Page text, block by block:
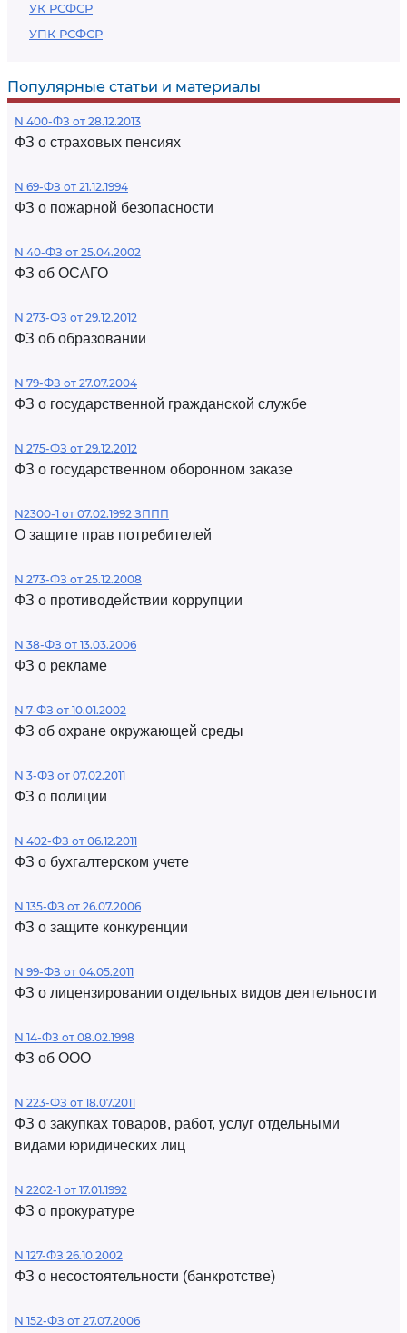
УК РСФСР
УПК РСФСР
Популярные статьи и материалы
N 400-ФЗ от 28.12.2013
ФЗ о страховых пенсиях
N 69-ФЗ от 21.12.1994
ФЗ о пожарной безопасности
N 40-ФЗ от 25.04.2002
ФЗ об ОСАГО
N 273-ФЗ от 29.12.2012
ФЗ об образовании
N 79-ФЗ от 27.07.2004
ФЗ о государственной гражданской службе
N 275-ФЗ от 29.12.2012
ФЗ о государственном оборонном заказе
N2300-1 от 07.02.1992 ЗППП
О защите прав потребителей
N 273-ФЗ от 25.12.2008
ФЗ о противодействии коррупции
N 38-ФЗ от 13.03.2006
ФЗ о рекламе
N 7-ФЗ от 10.01.2002
ФЗ об охране окружающей среды
N 3-ФЗ от 07.02.2011
ФЗ о полиции
N 402-ФЗ от 06.12.2011
ФЗ о бухгалтерском учете
N 135-ФЗ от 26.07.2006
ФЗ о защите конкуренции
N 99-ФЗ от 04.05.2011
ФЗ о лицензировании отдельных видов деятельности
N 14-ФЗ от 08.02.1998
ФЗ об ООО
N 223-ФЗ от 18.07.2011
ФЗ о закупках товаров, работ, услуг отдельными
видами юридических лиц
N 2202-1 от 17.01.1992
ФЗ о прокуратуре
N 127-ФЗ 26.10.2002
ФЗ о несостоятельности (банкротстве)
N 152-ФЗ от 27.07.2006